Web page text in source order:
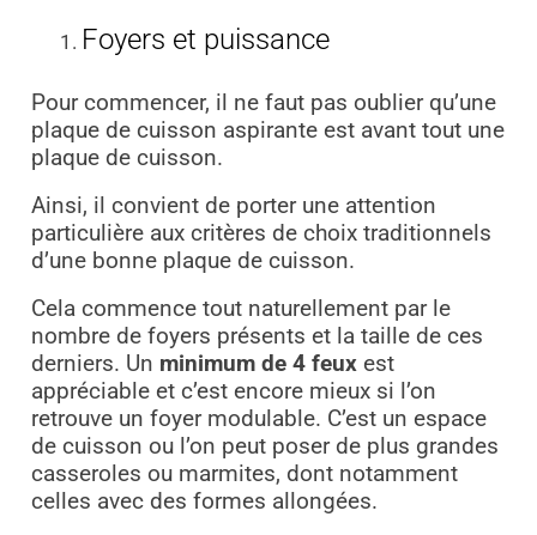
Foyers et puissance
Pour commencer, il ne faut pas oublier qu’une
plaque de cuisson aspirante est avant tout une
plaque de cuisson.
Ainsi, il convient de porter une attention
particulière aux critères de choix traditionnels
d’une bonne plaque de cuisson.
Cela commence tout naturellement par le
nombre de foyers présents et la taille de ces
derniers. Un minimum de 4 feuxest
appréciable et c’est encore mieux si l’on
retrouve un foyer modulable. C’est un espace
de cuisson ou l’on peut poser de plus grandes
casseroles ou marmites, dont notamment
celles avec des formes allongées.